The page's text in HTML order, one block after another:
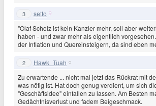
3 setto
"Olaf Scholz ist kein Kanzler mehr, soll aber
haben - und zwar mehr als eigentlich
der Inflation und Quereinsteigern, da sind eben
2 Hawk_Tuah
Zu erwartende ... nicht mal jetzt das Rückrat mit
was nötig ist. Hat doch genug verdient, um sich
"Geschäftsidee" einfallen zu lassen. Am Besten
Gedächtnisverlust und fadem Beigeschmack.